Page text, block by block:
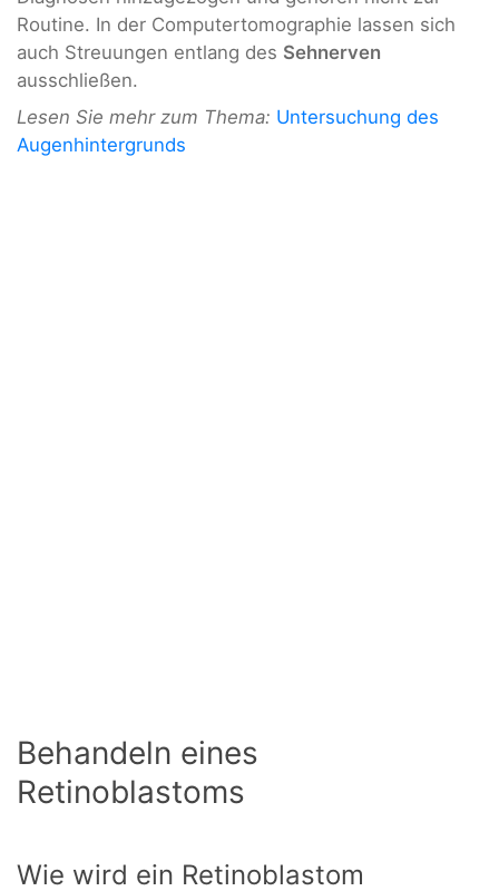
Routine. In der Computertomographie lassen sich
auch Streuungen entlang des Sehnerven
ausschließen.
Lesen Sie mehr zum Thema: Untersuchung des
Augenhintergrunds
Behandeln eines
Retinoblastoms
Wie wird ein Retinoblastom